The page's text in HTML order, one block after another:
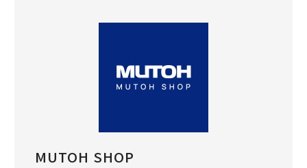
MUTOH SHOP